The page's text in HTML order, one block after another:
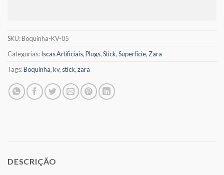
SKU:Boquinha-KV-05
Categorias:Iscas Artificiais,Plugs,Stick,Superfície,Zara
Tags:Boquinha,kv, stick,zara
DESCRIÇÃO